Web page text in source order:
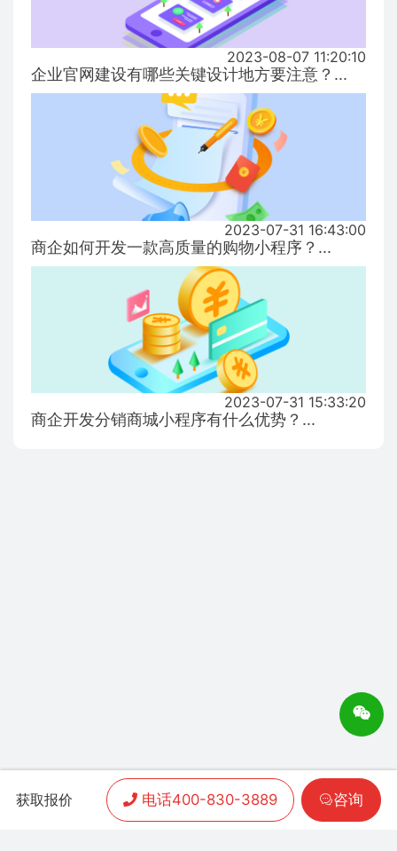
2023-08-07 11:20:10
企业官网建设有哪些关键设计地方要注意？...
2023-07-31 16:43:00
商企如何开发一款高质量的购物小程序？...
2023-07-31 15:33:20
商企开发分销商城小程序有什么优势？...
获取报价 电话400-830-3889 咨询